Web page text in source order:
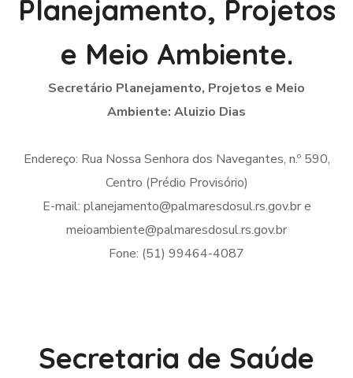
Planejamento, Projetos
e Meio Ambiente.
Secretário Planejamento, Projetos e Meio
Ambiente: Aluizio Dias
Endereço: Rua Nossa Senhora dos Navegantes, n.º 590,
Centro (Prédio Provisório)
E-mail: planejamento@palmaresdosul.rs.gov.br e
meioambiente@palmaresdosul.rs.gov.br
Fone: (51) 99464-4087
Secretaria de Saúde